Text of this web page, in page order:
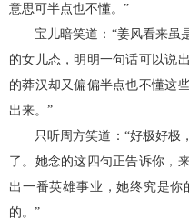
意思可半点也不懂。”
宝儿暗笑道：“姜风看来虽
的女儿态，明明一句话可以说
的莽汉却又偏偏半点也不懂这
出来。”
只听周方笑道：“好极好极
了。她念的这四句正告诉你，
出一番英雄事业，她终究是
的。”